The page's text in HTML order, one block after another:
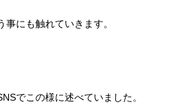
にも触れていきます。
でこの様に述べていました。